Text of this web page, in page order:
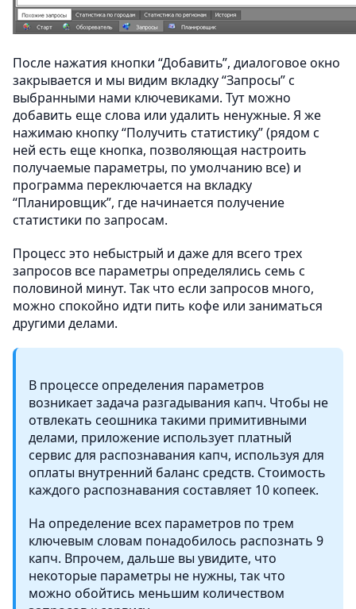
После нажатия кнопки “Добавить”, диалоговое окно
закрывается и мы видим вкладку “Запросы” с
выбранными нами ключевиками. Тут можно
добавить еще слова или удалить ненужные. Я же
нажимаю кнопку “Получить статистику” (рядом с
ней есть еще кнопка, позволяющая настроить
получаемые параметры, по умолчанию все) и
программа переключается на вкладку
“Планировщик”, где начинается получение
статистики по запросам.
Процесс это небыстрый и даже для всего трех
запросов все параметры определялись семь с
половиной минут. Так что если запросов много,
можно спокойно идти пить кофе или заниматься
другими делами.
В процессе определения параметров
возникает задача разгадывания капч. Чтобы не
отвлекать сеошника такими примитивными
делами, приложение использует платный
сервис для распознавания капч, используя для
оплаты внутренний баланс средств. Стоимость
каждого распознавания составляет 10 копеек.
На определение всех параметров по трем
ключевым словам понадобилось распознать 9
капч. Впрочем, дальше вы увидите, что
некоторые параметры не нужны, так что
можно обойтись меньшим количеством